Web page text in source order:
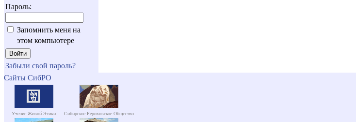
Пароль:
Запомнить меня на
этом компьютере
Забыли свой пароль?
Сайты СибРО
Учение Живой Этики Сибирское Рериховское Общество